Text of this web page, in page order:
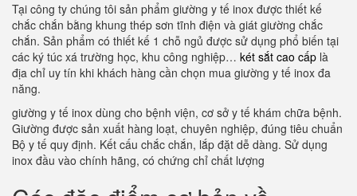
Tại công ty chúng tôi sản phẩm giường y tế inox được thiết kế
chắc chắn bằng khung thép sơn tĩnh điện và giát giường chắc
chắn. Sản phẩm có thiết kế 1 chỗ ngủ được sử dụng phổ biến tại
các ký túc xá trường học, khu công nghiệp… két sắt cao cấp là
địa chỉ uy tín khi khách hàng cần chọn mua giường y tế inox đa
năng.
giường y tế inox dùng cho bệnh viện, cơ sở y tế khám chữa bệnh.
Giường được sản xuất hàng loạt, chuyên nghiệp, đúng tiêu chuẩn
Bộ y tế quy định. Kết cấu chắc chắn, lắp đặt dễ dàng. Sử dụng
inox đầu vào chính hãng, có chứng chỉ chất lượng